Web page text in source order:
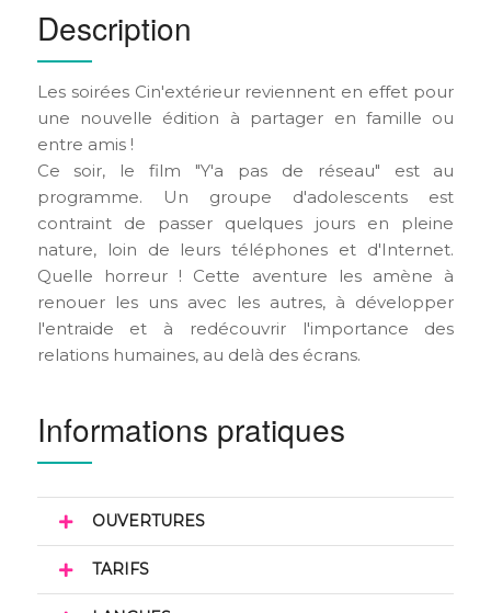
Description
Les soirées Cin'extérieur reviennent en effet pour
une nouvelle édition à partager en famille ou
entre amis !
Ce soir, le film "Y'a pas de réseau" est au
programme. Un groupe d'adolescents est
contraint de passer quelques jours en pleine
nature, loin de leurs téléphones et d'Internet.
Quelle horreur ! Cette aventure les amène à
renouer les uns avec les autres, à développer
l'entraide et à redécouvrir l'importance des
relations humaines, au delà des écrans.
Informations pratiques
OUVERTURES
TARIFS